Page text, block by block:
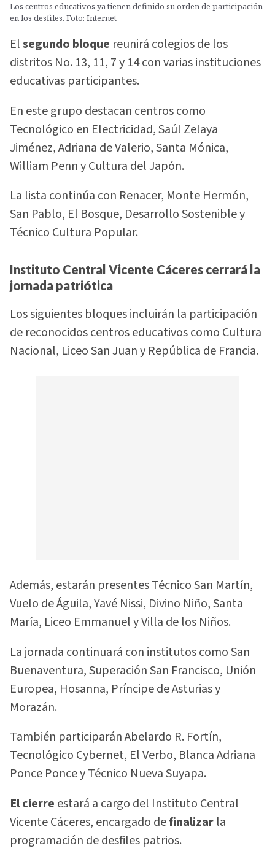
Los centros educativos ya tienen definido su orden de participación
en los desfiles. Foto: Internet
Elsegundo bloque reunirá colegios de los
distritos No. 13, 11, 7 y 14 con varias instituciones
educativas participantes.
En este grupo destacan centros como
Tecnológico en Electricidad, Saúl Zelaya
Jiménez, Adriana de Valerio, Santa Mónica,
William Penn y Cultura del Japón.
La lista continúa con Renacer, Monte Hermón,
San Pablo, El Bosque, Desarrollo Sostenible y
Técnico Cultura Popular.
Instituto Central Vicente Cáceres cerrará la
jornada patriótica
Los siguientes bloques incluirán la participación
de reconocidos centros educativos como Cultura
Nacional, Liceo San Juan y República de Francia.
Además, estarán presentes Técnico San Martín,
Vuelo de Águila, Yavé Nissi, Divino Niño, Santa
María, Liceo Emmanuel y Villa de los Niños.
La jornada continuará con institutos como San
Buenaventura, Superación San Francisco, Unión
Europea, Hosanna, Príncipe de Asturias y
Morazán.
También participarán Abelardo R. Fortín,
Tecnológico Cybernet, El Verbo, Blanca Adriana
Ponce Ponce y Técnico Nueva Suyapa.
El cierre estará a cargo del Instituto Central
Vicente Cáceres, encargado definalizar la
programación de desfiles patrios.